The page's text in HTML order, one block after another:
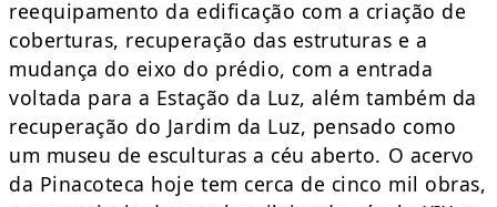
reequipamento da edificação com a criação de
coberturas, recuperação das estruturas e a
mudança do eixo do prédio, com a entrada
voltada para a Estação da Luz, além também da
recuperação do Jardim da Luz, pensado como
um museu de esculturas a céu aberto. O acervo
da Pinacoteca hoje tem cerca de cinco mil obras,